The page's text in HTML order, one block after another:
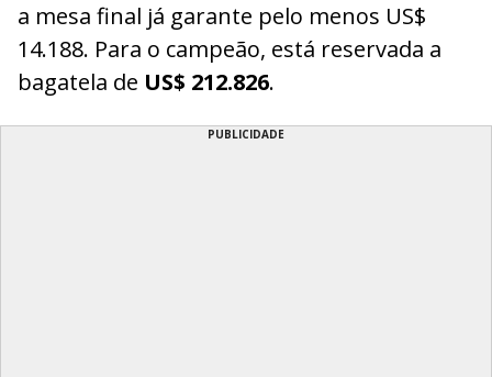
a mesa final já garante pelo menos US$
14.188. Para o campeão, está reservada a
bagatela de US$ 212.826.
PUBLICIDADE